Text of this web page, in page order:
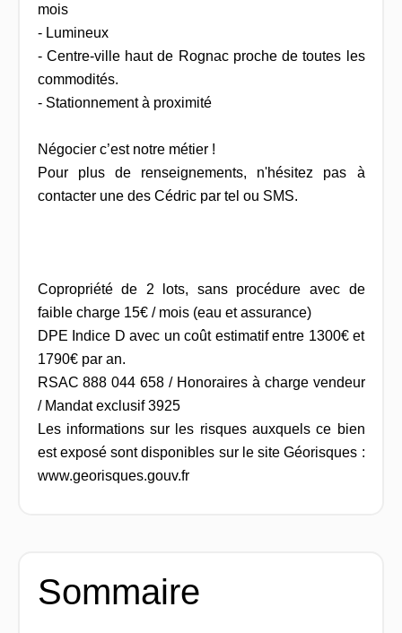
mois
- Lumineux
- Centre-ville haut de Rognac proche de toutes les
commodités.
- Stationnement à proximité
Négocier c’est notre métier !
Pour plus de renseignements, n'hésitez pas à
contacter une des Cédric par tel ou SMS.
Copropriété de 2 lots, sans procédure avec de
faible charge 15€ / mois (eau et assurance)
DPE Indice D avec un coût estimatif entre 1300€ et
1790€ par an.
RSAC 888 044 658 / Honoraires à charge vendeur
/ Mandat exclusif 3925
Les informations sur les risques auxquels ce bien
est exposé sont disponibles sur le site Géorisques :
www.georisques.gouv.fr
Sommaire